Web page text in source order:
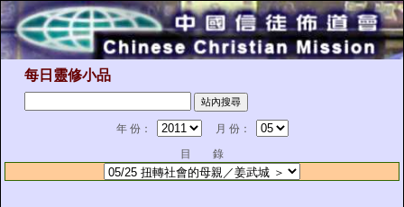
每日靈修小品
年 份：
月 份：
目 錄